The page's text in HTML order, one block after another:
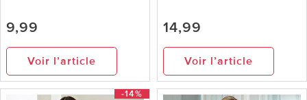
9,99
Voir l’article
14,99
Voir l’article
-14%